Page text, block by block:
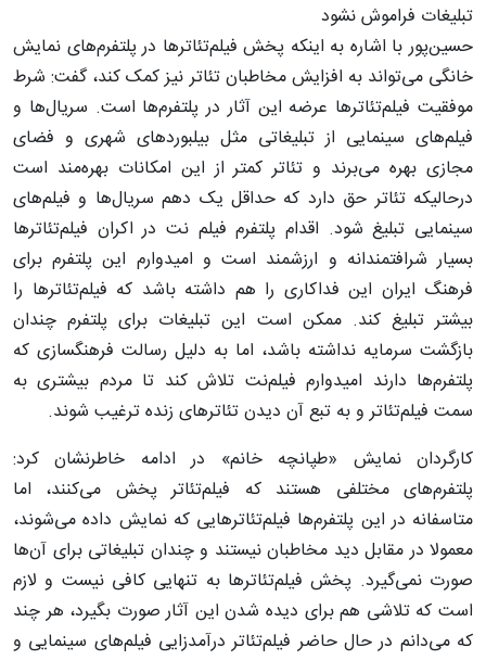
تبلیغات فراموش نشود
حسین‌پور با اشاره به اینکه پخش فیلم‌تئاترها در پلتفرم‌های نمایش
خانگی می‌تواند به افزایش مخاطبان تئاتر نیز کمک کند، گفت: شرط
موفقیت فیلم‌تئاترها عرضه این آثار در پلتفرم‌ها است. سریال‌ها و
فیلم‌های سینمایی از تبلیغاتی مثل بیلبوردهای شهری و فضای
مجازی بهره می‌برند و تئاتر کمتر از این امکانات بهره‌مند است
درحالیکه تئاتر حق دارد که حداقل یک دهم سریال‌ها و فیلم‌های
سینمایی تبلیغ شود. اقدام پلتفرم فیلم‌ نت در اکران فیلم‌تئاترها
بسیار شرافتمندانه و ارزشمند است و امیدوارم این پلتفرم برای
فرهنگ ایران این فداکاری را هم داشته باشد که فیلم‌تئاترها را
بیشتر تبلیغ کند. ممکن است این تبلیغات برای پلتفرم چندان
بازگشت سرمایه نداشته باشد، اما به دلیل رسالت فرهنگسازی که
پلتفرم‌ها دارند امیدوارم فیلم‌نت تلاش کند تا مردم بیشتری به
سمت فیلم‌تئاتر و به تبع آن دیدن تئاترهای زنده ترغیب شوند.
کارگردان نمایش «طپانچه خانم» در ادامه خاطرنشان کرد:
پلتفرم‌های مختلفی هستند که فیلم‌تئاتر پخش می‌کنند، اما
متاسفانه در این پلتفرم‌ها فیلم‌تئاترهایی که نمایش داده می‌شوند،
معمولا در مقابل دید مخاطبان نیستند و چندان تبلیغاتی برای آن‌ها
صورت نمی‌گیرد. پخش فیلم‌تئاترها به تنهایی کافی نیست و لازم
است که تلاشی هم برای دیده شدن این آثار صورت بگیرد، هر چند
که می‌دانم در حال حاضر فیلم‌تئاتر درآمدزایی فیلم‌های سینمایی و